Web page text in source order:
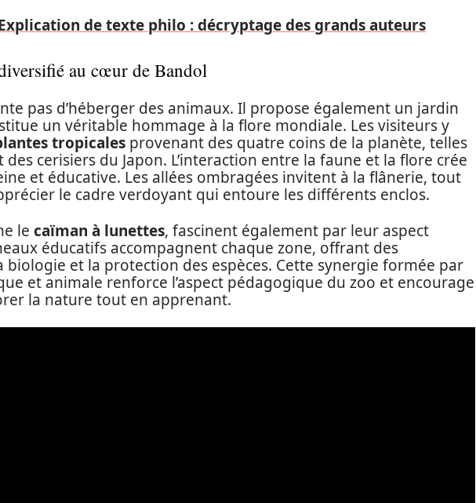
de texte philo : décryptage des grands auteurs
au cœur de Bandol
pas d’héberger des animaux. Il propose également un jardin
un véritable hommage à la flore mondiale. Les visiteurs y
tropicales provenant des quatre coins de la planète, telles
des cerisiers du Japon. L’interaction entre la faune et la flore crée
et éducative. Les allées ombragées invitent à la flânerie, tout
le cadre verdoyant qui entoure les différents enclos.
le caïman à lunettes, fascinent également par leur aspect
éducatifs accompagnent chaque zone, offrant des
et la protection des espèces. Cette synergie formée par
et animale renforce l’aspect pédagogique du zoo et encourage
la nature tout en apprenant.